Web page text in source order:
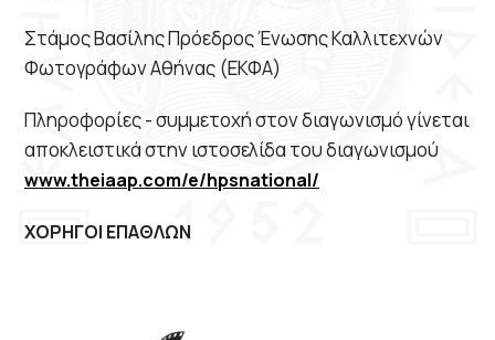
Στάμος Βασίλης Πρόεδρος Ένωσης Καλλιτεχνών
Φωτογράφων Αθήνας (ΕΚΦΑ)
Πληροφορίες - συμμετοχή στον διαγωνισμό γίνεται
αποκλειστικά στην ιστοσελίδα του διαγωνισμού
www.theiaap.com/e/hpsnational/
ΧΟΡΗΓΟΙ ΕΠΑΘΛΩΝ